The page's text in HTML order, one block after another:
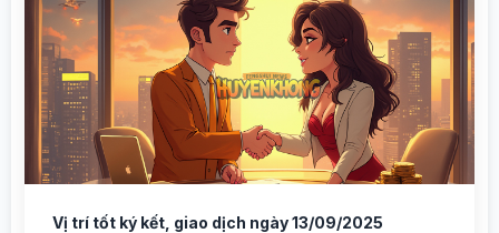
Vị trí tốt ký kết, giao dịch ngày 13/09/2025